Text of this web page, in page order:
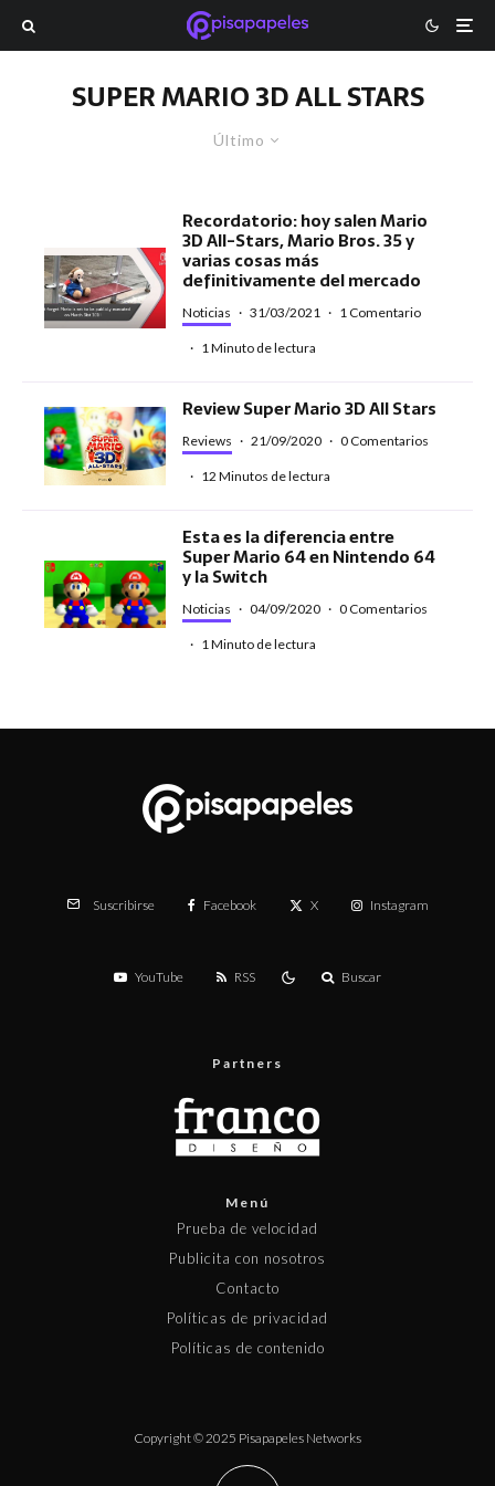
SUPER MARIO 3D ALL STARS
Último
Recordatorio: hoy salen Mario
3D All-Stars, Mario Bros. 35 y
varias cosas más
definitivamente del mercado
Noticias · 31/03/2021 · 1 Comentario
· 1 Minuto de lectura
Review Super Mario 3D All Stars
Reviews · 21/09/2020 · 0 Comentarios
· 12 Minutos de lectura
Esta es la diferencia entre
Super Mario 64 en Nintendo 64
y la Switch
Noticias · 04/09/2020 · 0 Comentarios
· 1 Minuto de lectura
Suscribirse Facebook X Instagram
YouTube RSS Buscar
Partners
Menú
Prueba de velocidad
Publicita con nosotros
Contacto
Políticas de privacidad
Políticas de contenido
Copyright © 2025 Pisapapeles Networks